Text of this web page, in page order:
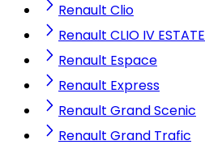
Renault Clio
Renault CLIO IV ESTATE
Renault Espace
Renault Express
Renault Grand Scenic
Renault Grand Trafic